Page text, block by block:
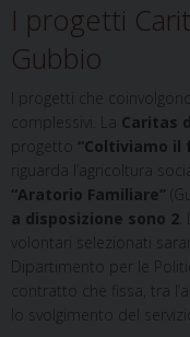
I progetti
Gubbio
I progetti che
complessivi. La Caritas
progetto “Coltiviamo il
riguarda l’agricoltura
“Aratorio Familiare”
a disposizione sono 2
volontari selezionati
Dipartimento per le
contratto che fissa, tra
lo svolgimento del